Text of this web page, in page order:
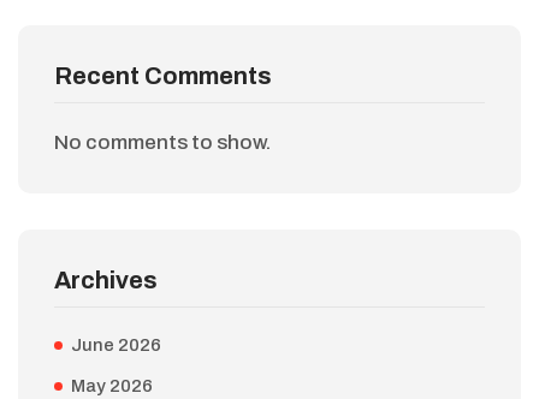
Recent Comments
No comments to show.
Archives
June 2026
May 2026